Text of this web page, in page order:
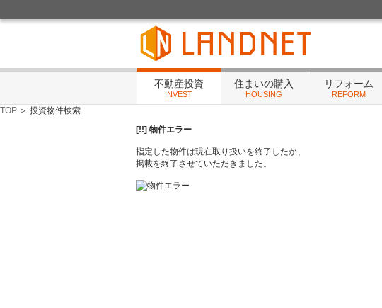
不動産投資
INVEST
住まいの購入
HOUSING
リフォーム
REFORM
TOP ＞ 投資物件検索
[!!] 物件エラー
指定した物件は現在取り扱いを終了したか、
掲載を終了させていただきました。